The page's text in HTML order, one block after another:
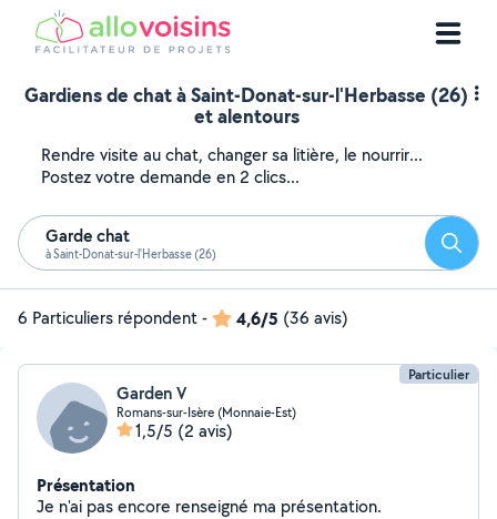
Gardiens de chat à Saint-Donat-sur-l'Herbasse (26)
et alentours
Rendre visite au chat, changer sa litière, le nourrir...
Postez votre demande en 2 clics...
Garde chat
à Saint-Donat-sur-l'Herbasse (26)
6 Particuliers répondent- 4,6/5 (36 avis)
Particulier
Garden V
Romans-sur-Isère (Monnaie-Est)
1,5/5 (2 avis)
Présentation
Je n'ai pas encore renseigné ma présentation.